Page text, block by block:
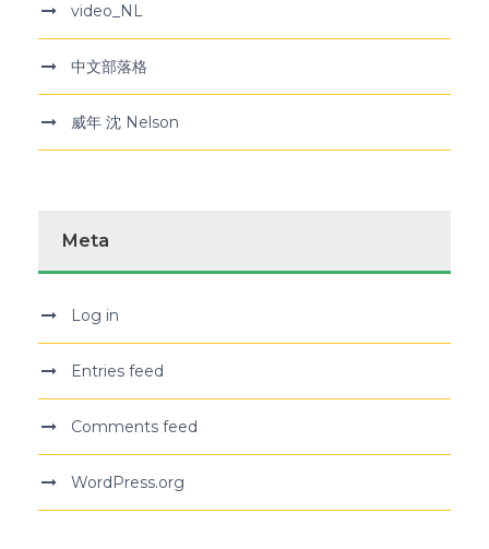
video_NL
中文部落格
威年 沈 Nelson
Meta
Log in
Entries feed
Comments feed
WordPress.org